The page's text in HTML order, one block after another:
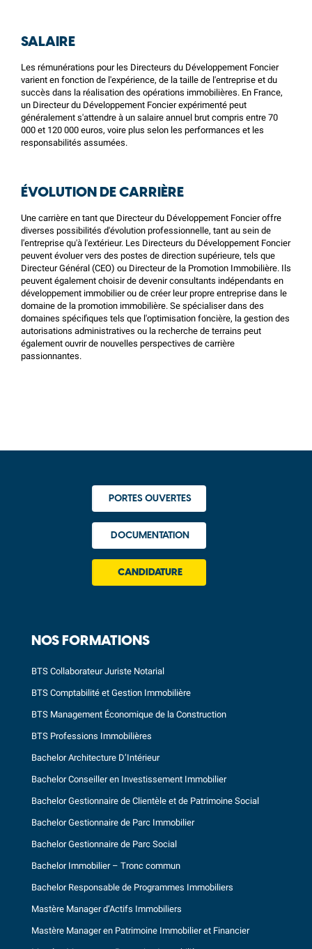
SALAIRE
Les rémunérations pour les Directeurs du Développement Foncier
varient en fonction de l'expérience, de la taille de l'entreprise et du
succès dans la réalisation des opérations immobilières. En France,
un Directeur du Développement Foncier expérimenté peut
généralement s'attendre à un salaire annuel brut compris entre 70
000 et 120 000 euros, voire plus selon les performances et les
responsabilités assumées.
ÉVOLUTION DE CARRIÈRE
Une carrière en tant que Directeur du Développement Foncier offre
diverses possibilités d'évolution professionnelle, tant au sein de
l'entreprise qu'à l'extérieur. Les Directeurs du Développement Foncier
peuvent évoluer vers des postes de direction supérieure, tels que
Directeur Général (CEO) ou Directeur de la Promotion Immobilière. Ils
peuvent également choisir de devenir consultants indépendants en
développement immobilier ou de créer leur propre entreprise dans le
domaine de la promotion immobilière. Se spécialiser dans des
domaines spécifiques tels que l'optimisation foncière, la gestion des
autorisations administratives ou la recherche de terrains peut
également ouvrir de nouvelles perspectives de carrière
passionnantes.
PORTES OUVERTES
DOCUMENTATION
CANDIDATURE
NOS FORMATIONS
BTS Collaborateur Juriste Notarial
BTS Comptabilité et Gestion Immobilière
BTS Management Économique de la Construction
BTS Professions Immobilières
Bachelor Architecture D’Intérieur
Bachelor Conseiller en Investissement Immobilier
Bachelor Gestionnaire de Clientèle et de Patrimoine Social
Bachelor Gestionnaire de Parc Immobilier
Bachelor Gestionnaire de Parc Social
Bachelor Immobilier – Tronc commun
Bachelor Responsable de Programmes Immobiliers
Mastère Manager d’Actifs Immobiliers
Mastère Manager en Patrimoine Immobilier et Financier